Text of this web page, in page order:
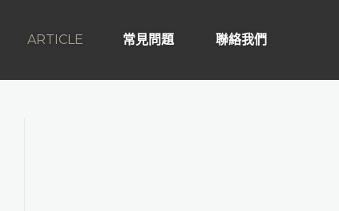
ARTICLE 常見問題 聯絡我們